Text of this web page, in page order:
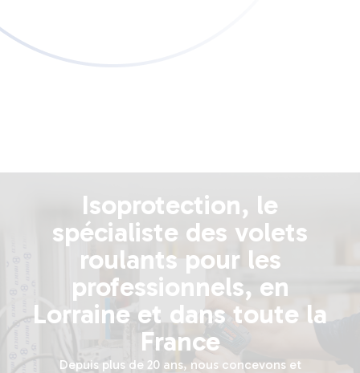
Isoprotection, le
spécialiste des volets
roulants pour les
professionnels, en
Lorraine et dans toute la
France
Depuis plus de 20 ans, nous concevons et